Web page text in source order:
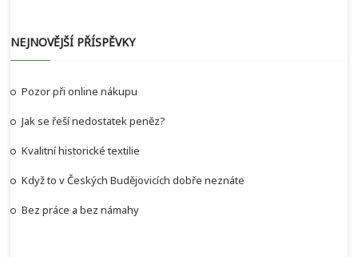
NEJNOVĚJŠÍ PŘÍSPĚVKY
Pozor při online nákupu
Jak se řeší nedostatek peněz?
Kvalitní historické textilie
Když to v Českých Budějovicích dobře neznáte
Bez práce a bez námahy